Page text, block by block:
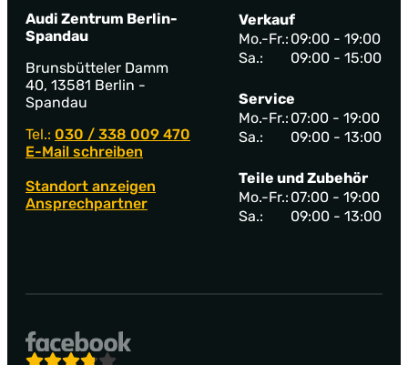
Audi Zentrum Berlin-
Spandau
Brunsbütteler Damm
40, 13581 Berlin -
Spandau
Tel.: 030 / 338 009 470
E-Mail schreiben
Standort anzeigen
Ansprechpartner
Verkauf
Mo.-Fr.: 09:00 - 19:00
Sa.:
09:00 - 15:00
Service
Mo.-Fr.: 07:00 - 19:00
Sa.:
09:00 - 13:00
Teile und Zubehör
Mo.-Fr.: 07:00 - 19:00
Sa.:
09:00 - 13:00